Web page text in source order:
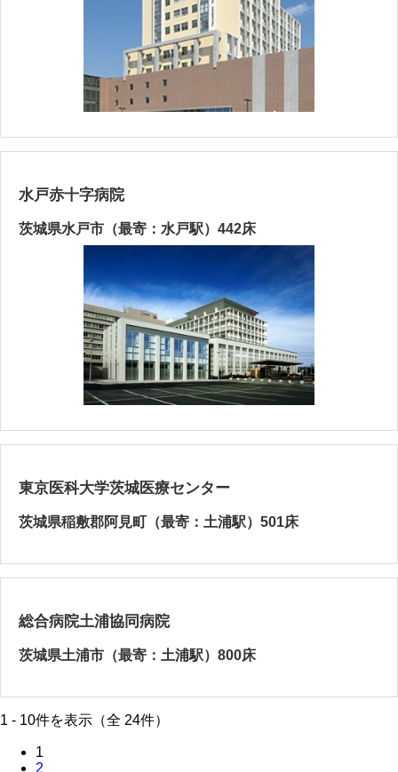
水戸赤十字病院
茨城県水戸市（最寄：水戸駅）442床
東京医科大学茨城医療センター
茨城県稲敷郡阿見町（最寄：土浦駅）501床
総合病院土浦協同病院
茨城県土浦市（最寄：土浦駅）800床
1 - 10件を表示（全 24件）
1
2